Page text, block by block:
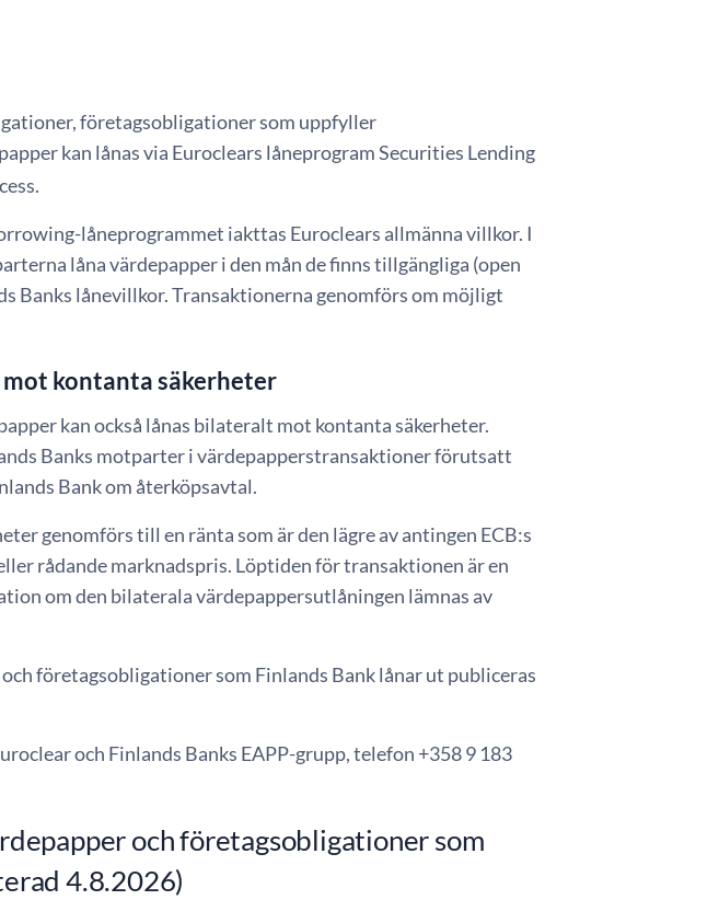
företagsobligationer som uppfyller
kan lånas via Euroclears låneprogram Securities Lending
låneprogrammet iakttas Euroclears allmänna villkor. I
låna värdepapper i den mån de finns tillgängliga (open
Banks lånevillkor. Transaktionerna genomförs om möjligt
kontanta säkerheter
kan också lånas bilateralt mot kontanta säkerheter.
Banks motparter i värdepapperstransaktioner förutsatt
Bank om återköpsavtal.
genomförs till en ränta som är den lägre av antingen ECB:s
rådande marknadspris. Löptiden för transaktionen är en
om den bilaterala värdepappersutlåningen lämnas av
företagsobligationer som Finlands Bank lånar ut publiceras
och Finlands Banks EAPP-grupp, telefon +358 9 183
och företagsobligationer som
4.8.2026)